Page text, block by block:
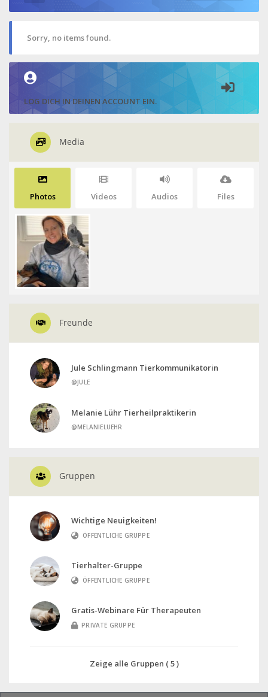
Sorry, no items found.
LOG DICH IN DEINEN ACCOUNT EIN.
Media
Photos Videos Audios Files
Freunde
Jule Schlingmann Tierkommunikatorin
@JULE
Melanie Lühr Tierheilpraktikerin
@MELANIELUEHR
Gruppen
Wichtige Neuigkeiten!
ÖFFENTLICHE GRUPPE
Tierhalter-Gruppe
ÖFFENTLICHE GRUPPE
Gratis-Webinare Für Therapeuten
PRIVATE GRUPPE
Zeige alle Gruppen ( 5 )